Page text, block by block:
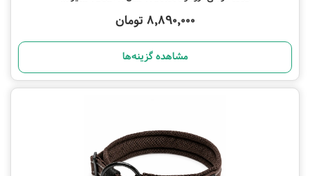
8,890,000 تومان
مشاهده گزینه‌ها